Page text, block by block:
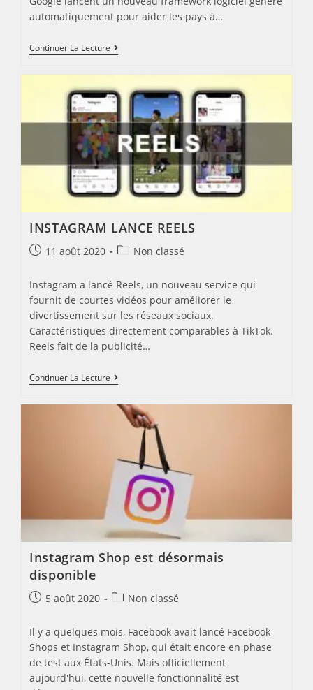
automatiquement pour aider les pays à…
Continuer La Lecture Apple
Et
Les
Pays
À
Créer
Des
Applications
De
Recherche
De
Contacts
19
INSTAGRAM LANCE REELS
Post11 août 2020
PostNon classé
Instagram a lancé Reels, un nouveau service qui
fournit de courtes vidéos pour améliorer le
divertissement sur les réseaux sociaux.
Caractéristiques directement comparables à TikTok.
Reels fait de la publicité…
Continuer La Lecture INSTAGRAM
LANCE
Instagram Shop est désormais
disponible
Post5 août 2020
PostNon classé
Il y a quelques mois, Facebook avait lancé Facebook
Shops et Instagram Shop, qui était encore en phase
de test aux États-Unis. Mais officiellement
aujourd'hui, cette nouvelle fonctionnalité est